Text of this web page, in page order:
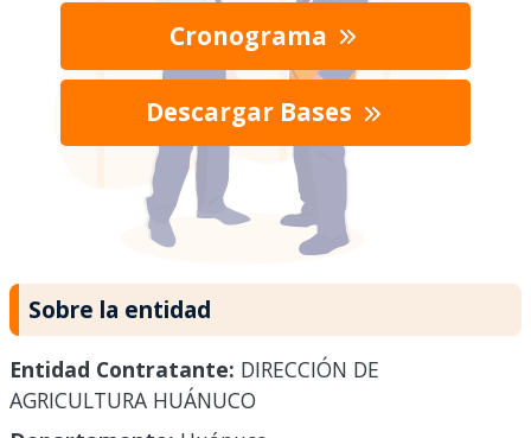
Cronograma
Descargar Bases
Sobre la entidad
Entidad Contratante: DIRECCIÓN DE
AGRICULTURA HUÁNUCO